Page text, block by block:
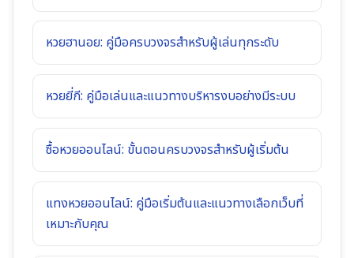
หวยฮานอย: คู่มือครบวงจรสำหรับผู้เล่นทุกระดับ
หวยยี่กี: คู่มือเล่นและแนวทางบริหารงบอย่างมีระบบ
ซื้อหวยออนไลน์: ขั้นตอนครบวงจรสำหรับผู้เริ่มต้น
แทงหวยออนไลน์: คู่มือเริ่มต้นและแนวทางเลือกเว็บที่
เหมาะกับคุณ